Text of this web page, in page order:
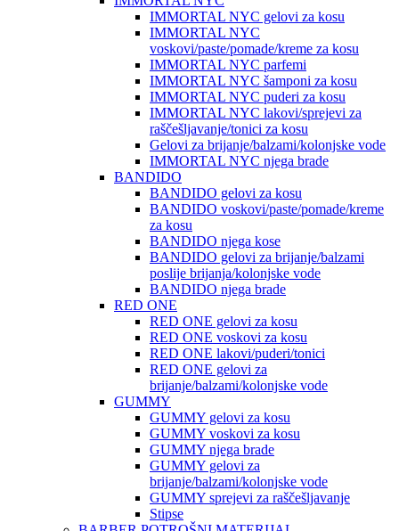
IMMORTAL NYC gelovi za kosu
IMMORTAL NYC
voskovi/paste/pomade/kreme za kosu
IMMORTAL NYC parfemi
IMMORTAL NYC šamponi za kosu
IMMORTAL NYC puderi za kosu
IMMORTAL NYC lakovi/sprejevi za
raščešljavanje/tonici za kosu
Gelovi za brijanje/balzami/kolonjske vode
IMMORTAL NYC njega brade
BANDIDO
BANDIDO gelovi za kosu
BANDIDO voskovi/paste/pomade/kreme
za kosu
BANDIDO njega kose
BANDIDO gelovi za brijanje/balzami
poslije brijanja/kolonjske vode
BANDIDO njega brade
RED ONE
RED ONE gelovi za kosu
RED ONE voskovi za kosu
RED ONE lakovi/puderi/tonici
RED ONE gelovi za
brijanje/balzami/kolonjske vode
GUMMY
GUMMY gelovi za kosu
GUMMY voskovi za kosu
GUMMY njega brade
GUMMY gelovi za
brijanje/balzami/kolonjske vode
GUMMY sprejevi za raščešljavanje
Stipse